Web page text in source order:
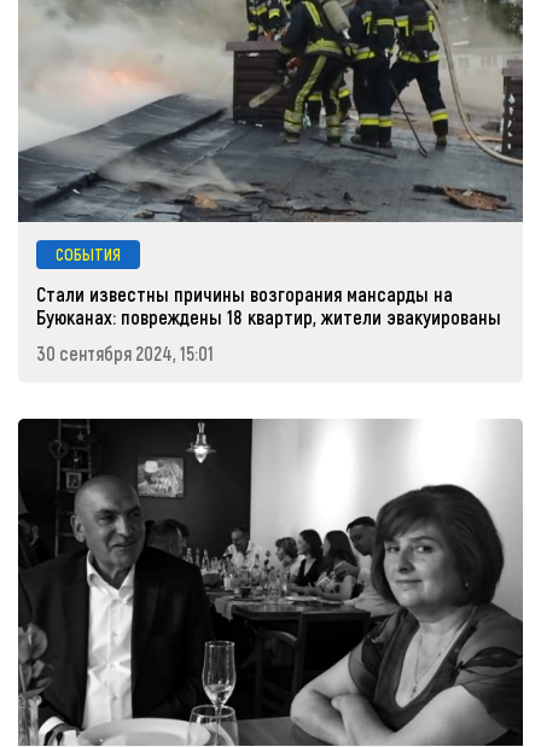
СОБЫТИЯ
Стали известны причины возгорания мансарды на
Буюканах: повреждены 18 квартир, жители эвакуированы
30 сентября 2024, 15:01